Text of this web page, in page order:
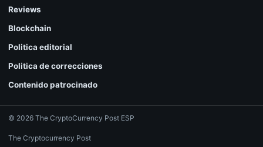
Reviews
Blockchain
Politica editorial
Politica de correcciones
Contenido patrocinado
© 2026 The CryptoCurrency Post ESP
The Cryptocurrency Post